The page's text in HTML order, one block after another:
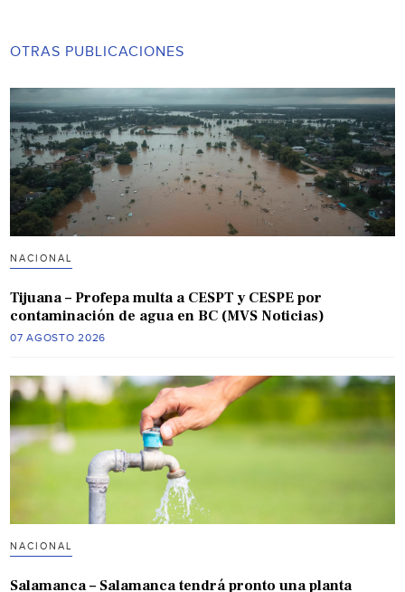
OTRAS PUBLICACIONES
NACIONAL
Tijuana – Profepa multa a CESPT y CESPE por
contaminación de agua en BC (MVS Noticias)
07 AGOSTO 2026
NACIONAL
Salamanca – Salamanca tendrá pronto una planta